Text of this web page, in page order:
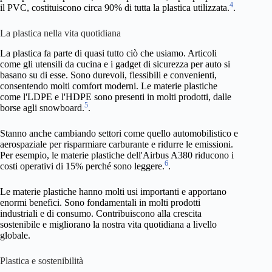
il PVC, costituiscono circa 90% di tutta la plastica utilizzata.4.
La plastica nella vita quotidiana
La plastica fa parte di quasi tutto ciò che usiamo. Articoli
come gli utensili da cucina e i gadget di sicurezza per auto si
basano su di esse. Sono durevoli, flessibili e convenienti,
consentendo molti comfort moderni. Le materie plastiche
come l'LDPE e l'HDPE sono presenti in molti prodotti, dalle
borse agli snowboard.5.
Stanno anche cambiando settori come quello automobilistico e
aerospaziale per risparmiare carburante e ridurre le emissioni.
Per esempio, le materie plastiche dell'Airbus A380 riducono i
costi operativi di 15% perché sono leggere.6.
Le materie plastiche hanno molti usi importanti e apportano
enormi benefici. Sono fondamentali in molti prodotti
industriali e di consumo. Contribuiscono alla crescita
sostenibile e migliorano la nostra vita quotidiana a livello
globale.
Plastica e sostenibilità